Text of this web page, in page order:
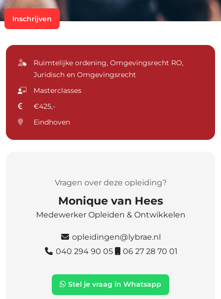
Inschrijven
Ruimtelijke ordening, Omgevingsrecht RO,
Juridisch en Omgevingsrecht
Masterclasses
€425,-
Eindhoven
Vragen over deze opleiding?
Monique van Hees
Medewerker Opleiden & Ontwikkelen
opleidingen@lybrae.nl
040 294 90 05
06 27 28 70 01
Stel je vraag in Whatsapp